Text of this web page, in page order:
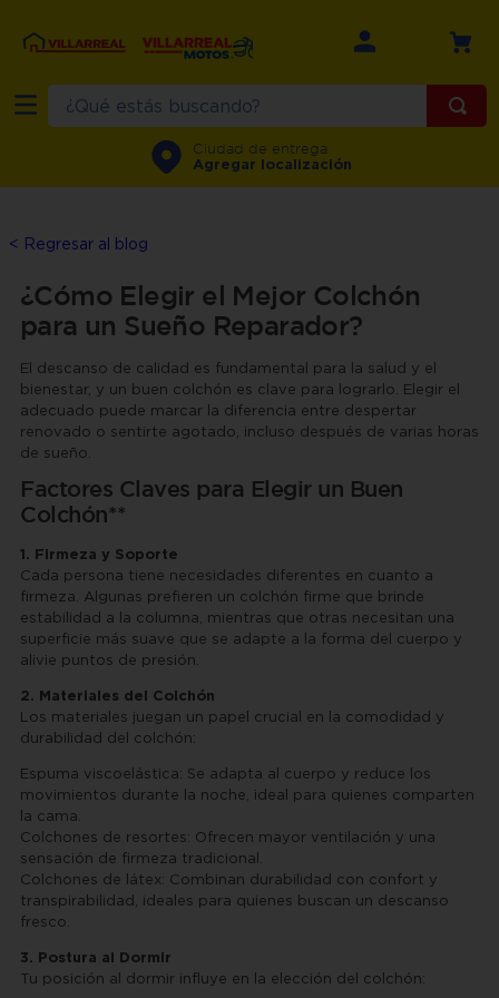
¿Qué estás buscando?
Ciudad de entrega
Agregar localización
< Regresar al blog
¿Cómo Elegir el Mejor Colchón
para un Sueño Reparador?
El descanso de calidad es fundamental para la salud y el
bienestar, y un buen colchón es clave para lograrlo. Elegir el
adecuado puede marcar la diferencia entre despertar
renovado o sentirte agotado, incluso después de varias horas
de sueño.
Factores Claves para Elegir un Buen
Colchón**
1. Firmeza y Soporte
Cada persona tiene necesidades diferentes en cuanto a
firmeza. Algunas prefieren un colchón firme que brinde
estabilidad a la columna, mientras que otras necesitan una
superficie más suave que se adapte a la forma del cuerpo y
alivie puntos de presión.
2. Materiales del Colchón
Los materiales juegan un papel crucial en la comodidad y
durabilidad del colchón:
Espuma viscoelástica: Se adapta al cuerpo y reduce los
movimientos durante la noche, ideal para quienes comparten
la cama.
Colchones de resortes: Ofrecen mayor ventilación y una
sensación de firmeza tradicional.
Colchones de látex: Combinan durabilidad con confort y
transpirabilidad, ideales para quienes buscan un descanso
fresco.
3. Postura al Dormir
Tu posición al dormir influye en la elección del colchón:
TÉRMINOS MÁS BUSCADOS
1.
refrigerador
4.
minisplit
5
aire
6.
salas
7.
lavadora
8.
9.
sala